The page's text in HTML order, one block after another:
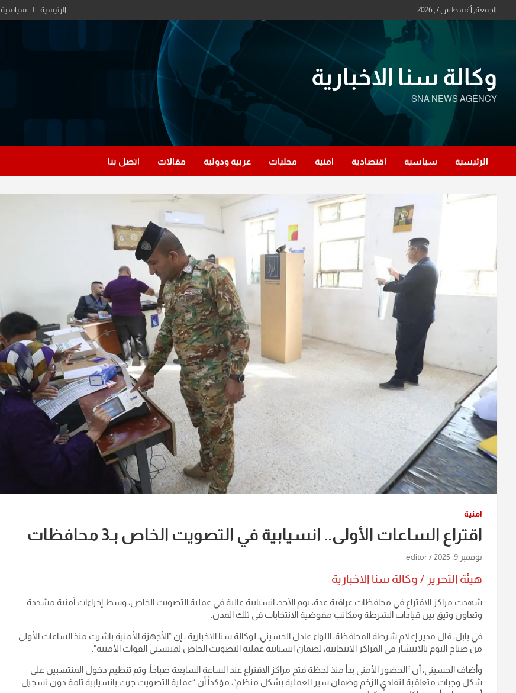
to
الجمعة, أغسطس 7, 2026 الرئيسية سياسية
وكالة سنا الاخبارية
SNA NEWS AGENCY
الرئيسية سياسية اقتصادية امنية محليات عربية ودولية مقالات اتصل بنا
امنية
اقتراع الساعات الأولى.. انسيابية في التصويت الخاص بـ3 محافظات
نوفمبر 9, 2025 editor
هيئة التحرير / وكالة سنا الاخبارية
شهدت مراكز الاقتراع في محافظات عراقية عدة، يوم الأحد، انسيابية عالية في عملية التصويت الخاص، وسط إجراءات أمنية مشددة
وتعاون وثيق بين قيادات الشرطة ومكاتب مفوضية الانتخابات في تلك المدن.
في بابل، قال مدير إعلام شرطة المحافظة، اللواء عادل الحسيني، لوكالة سنا الاخبارية ، إن “الأجهزة الأمنية باشرت منذ الساعات الأولى
من صباح اليوم بالانتشار في المراكز الانتخابية، لضمان انسيابية عملية التصويت الخاص لمنتسبي القوات الأمنية”.
وأضاف الحسيني، أن “الحضور الأمني بدأ منذ لحظة فتح مراكز الاقتراع عند الساعة السابعة صباحاً، وتم تنظيم دخول المنتسبين على
شكل وجبات متعاقبة لتفادي الزخم وضمان سير العملية بشكل منظم”، مؤكداً أن “عملية التصويت جرت بانسيابية تامة دون تسجيل